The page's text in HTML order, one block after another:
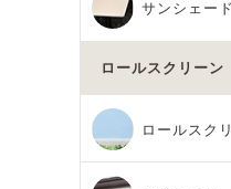
サンシェード
ロールスクリーン
ロールスク